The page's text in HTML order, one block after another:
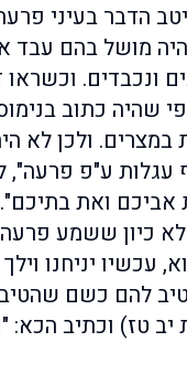
הדבר בעיני
מושל בהם עבד
ונכבדים.
שהיה כתוב
במצרים. ולכן לא
עגלות ע"פ פרעה",
אביכם ואת
כיון ששמע
עכשיו יניחנו
להם כשם
יב טז) וכתיב